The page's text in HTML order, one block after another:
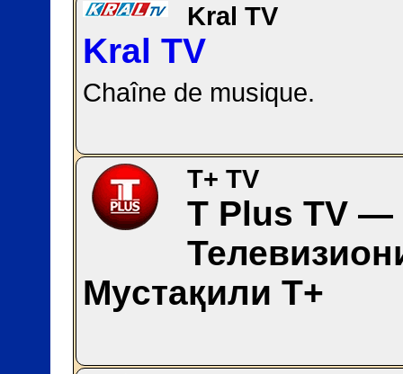
Kral TV
Kral TV
Chaîne de musique.
T+ TV
T Plus TV —
Мyстақили Т+